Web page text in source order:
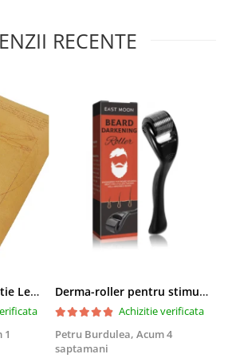
RECENTE
Poster roluit din hartie Leonardo Da Vinci, Vitruvian Man, vintage, 51x35 cm
1
Derma-roller pentru stimularea cresterii parului, scalp si barba, Beard Roller
Achizitie verificata
Petru Burdulea, Acum 4
saptamani